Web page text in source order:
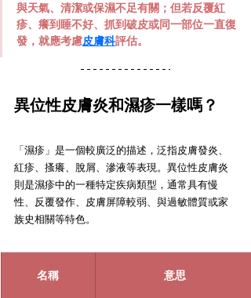
與天氣、清潔或保濕不足有關；但若反覆紅
疹、癢到睡不好、抓到破皮或同一部位一直復
發，就應考慮皮膚科評估。
異位性皮膚炎和濕疹一樣嗎？
「濕疹」是一個較廣泛的描述，泛指皮膚發炎、
紅疹、搔癢、脫屑、滲液等表現。異位性皮膚炎
則是濕疹中的一種特定疾病類型，通常具有慢
性、反覆發作、皮膚屏障較弱、與過敏體質或家
族史相關等特色。
名稱 意思